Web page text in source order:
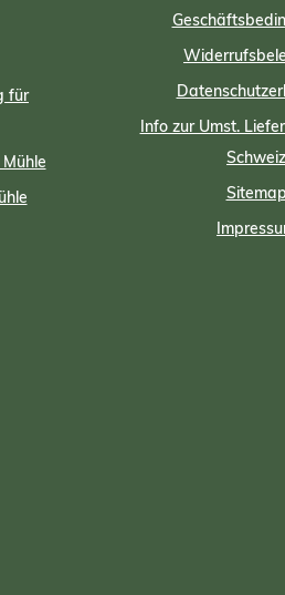
für
Info zur Umst.
Schweiz
Sitemap